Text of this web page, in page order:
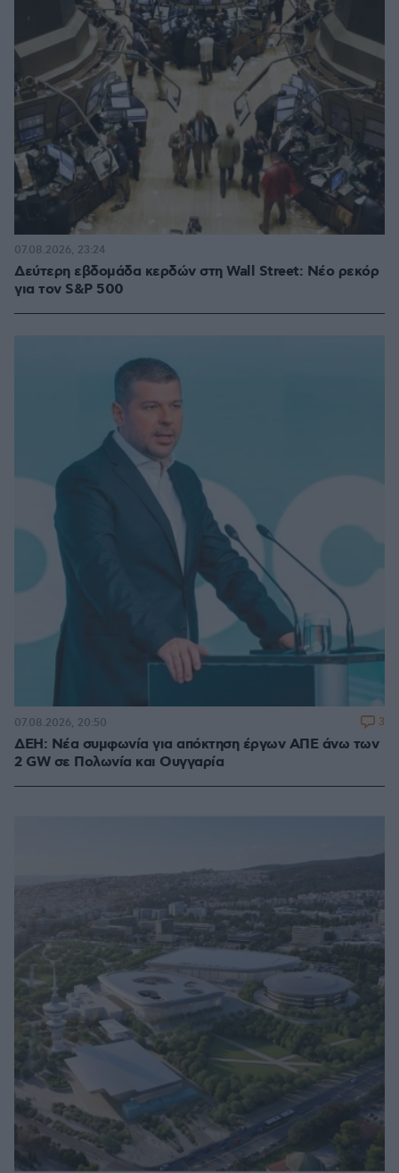
Δεύτερη εβδομάδα κερδών στη Wall Street: Νέο ρεκόρ
για τον S&P 500
07.08.2026, 23:24
ΔΕΗ: Νέα συμφωνία για απόκτηση έργων ΑΠΕ άνω των
2 GW σε Πολωνία και Ουγγαρία
07.08.2026, 20:50 3